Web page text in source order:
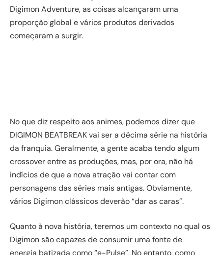
Digimon Adventure, as coisas alcançaram uma
proporção global e vários produtos derivados
começaram a surgir.
No que diz respeito aos animes, podemos dizer que
DIGIMON BEATBREAK vai ser a décima série na história
da franquia. Geralmente, a gente acaba tendo algum
crossover entre as produções, mas, por ora, não há
indícios de que a nova atração vai contar com
personagens das séries mais antigas. Obviamente,
vários Digimon clássicos deverão “dar as caras”.
Quanto à nova história, teremos um contexto no qual os
Digimon são capazes de consumir uma fonte de
energia batizada como “e-Pulse”. No entanto, como